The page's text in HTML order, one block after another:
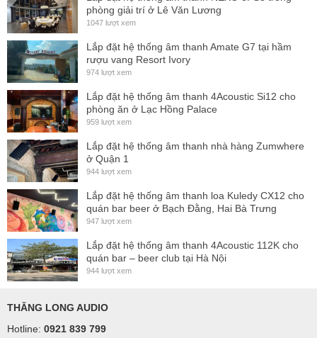
The two-way e-351 Nano Speaker redefines small
loudspeaker capabilities by producing high output
exceptionally high-quality sound form a very compact
aluminum die-cast weather and corrosion resistant system.
With reference quality flat response from 130 Hz to well
above what the most discerning humans can hear, the e-352
is capable of output levels of systems typically twice the
size.
The e-351 utilizes applying state-of-the-art materials and
technology to achieve audiophile quality at professional
sound pressure levels. State-of-the-art 3.5-inch co-axial
cone transducer achieves high output by combining a very
powerful Neodymium magnetic circuit for efficiency with
high-temperature voice coils and physical optimization of the
phòng giải trí ở Lê Văn Lương
1047 lượt xem
Lắp đặt hệ thống âm thanh Amate G7 tại hầm
rượu vang Resort Ivory
974 lượt xem
Lắp đặt hệ thống âm thanh 4Acoustic Si12 cho
phòng ăn ở Lạc Hồng Palace
959 lượt xem
Lắp đặt hệ thống âm thanh nhà hàng Zumwhere
ở Quận 1
944 lượt xem
Lắp đặt hệ thống âm thanh loa Kuledy CX12 cho
quán bar beer ở Bạch Đằng, Hai Bà Trưng
947 lượt xem
Lắp đặt hệ thống âm thanh 4Acoustic 112K cho
quán bar – beer club tại Hà Nội
944 lượt xem
THĂNG LONG AUDIO
Hotline: 0921 839 799